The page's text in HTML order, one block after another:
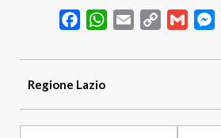
FacebookWhatsApp
Email
Copy
Gmail
Regione Lazio